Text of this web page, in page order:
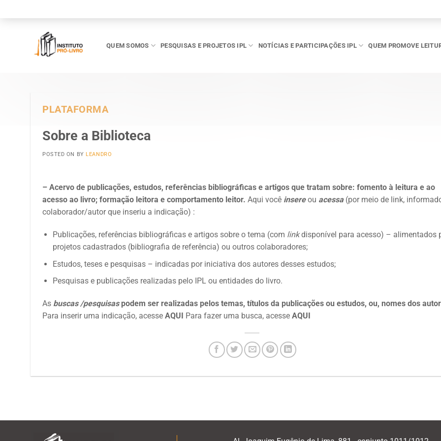
QUEM SOMOS PESQUISAS E PROJETOS IPL NOTÍCIAS E PARTICIPAÇÕES IPL QUEM PROMOVE
PLATAFORMA
Sobre a Biblioteca
POSTED ON BY LEANDRO
– Acervo de publicações, estudos, referências bibliográficas e artigos que tratam sobre: fomento à leitura e ao
acesso ao livro; formação leitora e comportamento leitor. Aqui você insereou acessa(por meio de link,
colaborador/autor que inseriu a indicação) :
Publicações, referências bibliográficas e artigos sobre o tema (com linkdisponível para acesso) – alimentados
projetos cadastrados (bibliografia de referência) ou outros colaboradores;
Estudos, teses e pesquisas – indicadas por iniciativa dos autores desses estudos;
Pesquisas e publicações realizadas pelo IPL ou entidades do livro.
As buscas /pesquisas podem ser realizadas pelos temas, títulos da publicações ou estudos, ou, nomes dos
Para inserir uma indicação, acesse AQUI Para fazer uma busca, acesse AQUI